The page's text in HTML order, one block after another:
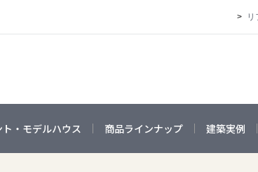
ト・モデルハウス 商品ラインナップ 建築実例